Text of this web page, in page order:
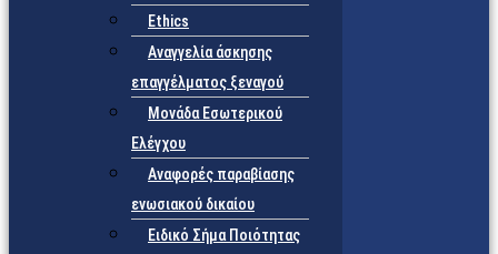
Ethics
Αναγγελία άσκησης
επαγγέλματος ξεναγού
Μονάδα Εσωτερικού
Ελέγχου
Αναφορές παραβίασης
ενωσιακού δικαίου
Ειδικό Σήμα Ποιότητας